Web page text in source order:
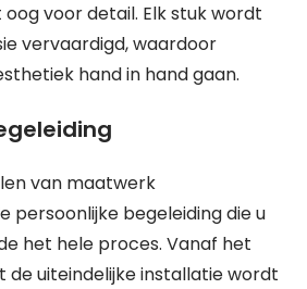
voor detail. Elk stuk wordt
vervaardigd, waardoor
hand in hand gaan.
van maatwerk
persoonlijke begeleiding die u
het hele proces. Vanaf het
uiteindelijke installatie wordt